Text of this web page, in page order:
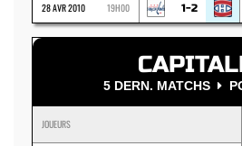
28 AVR 2010 19H00 1-2
5 DERN. MATCHS
JOUEURS